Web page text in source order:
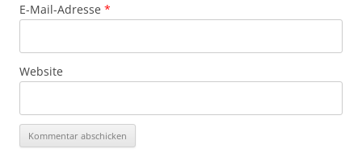
E-Mail-Adresse *
Website